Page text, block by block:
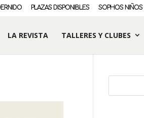
PLAZAS DISPONIBLES SOPHOS NIÑOS
LA REVISTA TALLERES Y CLUBES